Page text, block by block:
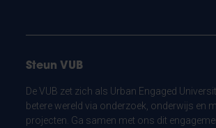
Steun VUB
De VUB zet zich als Urban Engaged
betere wereld via onderzoek, onderwijs en
projecten. Ga samen met ons dit